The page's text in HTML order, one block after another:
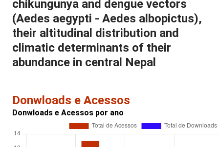
chikungunya and dengue vectors
(Aedes aegypti - Aedes albopictus),
their altitudinal distribution and
climatic determinants of their
abundance in central Nepal
Donwloads e Acessos
Donwloads e Acessos por ano